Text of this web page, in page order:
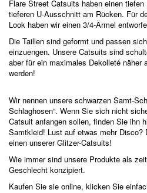
Flare Street Catsuits haben einen
tieferen U-Ausschnitt am Rücken. Für
Look haben wir einen 3/4-Ärmel
Die Taillen sind geformt und passen
einzuengen. Unsere Catsuits sind
aber für ein maximales Dekolleté näher
werden!
Wir nennen unsere schwarzen Samt-
Schlaghosen“. Wenn Sie sich nicht
Catsuit anfangen sollen, finden Sie ihn
Samtkleid! Lust auf etwas mehr Disco?
einen unserer Glitzer-Catsuits!
Wie immer sind unsere Produkte als
Geschlecht konzipiert.
Kaufen Sie sie online, klicken Sie